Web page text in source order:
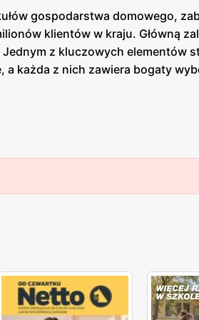
gospodarstwa domowego,
klientów w kraju. Główną
z kluczowych elementów
a każda z nich zawiera bogaty
regionów. To sprawia, że
propozycje, które pozwolą im na